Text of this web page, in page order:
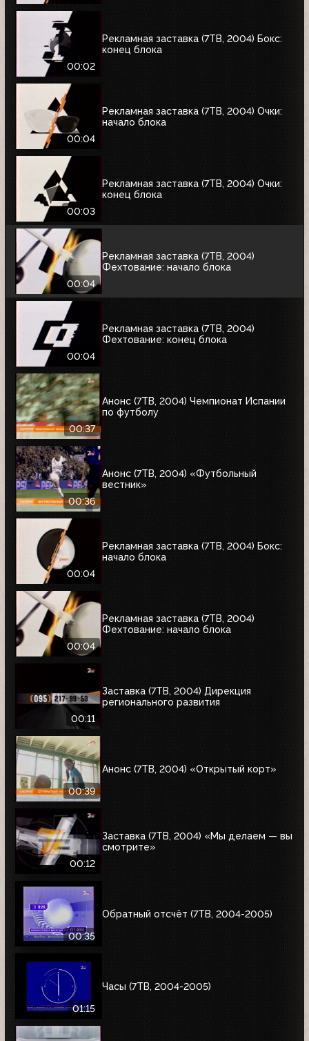
00:02
Рекламная заставка (7ТВ, 2004) Бокс:
конец блока
00:04
Рекламная заставка (7ТВ, 2004) Очки:
начало блока
00:03
Рекламная заставка (7ТВ, 2004) Очки:
конец блока
00:04
Рекламная заставка (7ТВ, 2004)
Фехтование: начало блока
00:04
Рекламная заставка (7ТВ, 2004)
Фехтование: конец блока
00:37
Анонс (7ТВ, 2004) Чемпионат Испании
по футболу
00:36
Анонс (7ТВ, 2004) «Футбольный
вестник»
00:04
Рекламная заставка (7ТВ, 2004) Бокс:
начало блока
00:04
Рекламная заставка (7ТВ, 2004)
Фехтование: начало блока
00:11
Заставка (7ТВ, 2004) Дирекция
регионального развития
00:39
Анонс (7ТВ, 2004) «Открытый корт»
00:12
Заставка (7ТВ, 2004) «Мы делаем — вы
смотрите»
00:35
Обратный отсчёт (7ТВ, 2004-2005)
01:15
Часы (7ТВ, 2004-2005)